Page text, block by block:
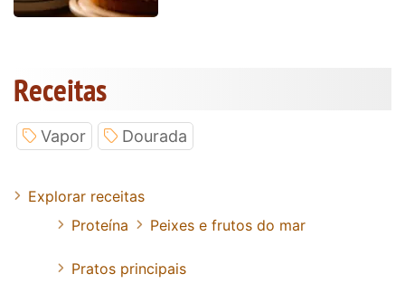
Receitas
Vapor Dourada
Explorar receitas
Proteína
Peixes e frutos do mar
Pratos principais